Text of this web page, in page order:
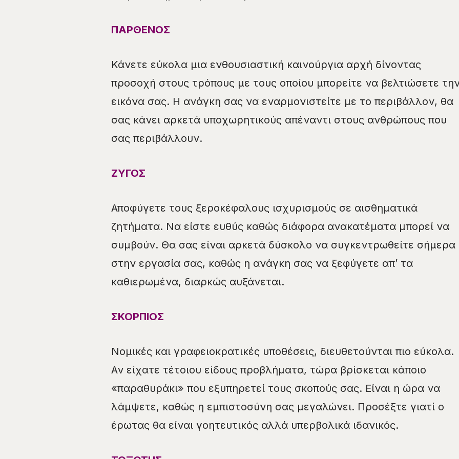
ΠΑΡΘΕΝΟΣ
Κάνετε εύκολα μια ενθουσιαστική καινούργια αρχή δίνοντας
προσοχή στους τρόπους με τους οποίου μπορείτε να βελτιώσετε
εικόνα σας. Η ανάγκη σας να εναρμονιστείτε με το περιβάλλον, θα
σας κάνει αρκετά υποχωρητικούς απέναντι στους ανθρώπους που
σας περιβάλλουν.
ΖΥΓΟΣ
Αποφύγετε τους ξεροκέφαλους ισχυρισμούς σε αισθηματικά
ζητήματα. Να είστε ευθύς καθώς διάφορα ανακατέματα μπορεί να
συμβούν. Θα σας είναι αρκετά δύσκολο να συγκεντρωθείτε σήμερα
στην εργασία σας, καθώς η ανάγκη σας να ξεφύγετε απ’ τα
καθιερωμένα, διαρκώς αυξάνεται.
ΣΚΟΡΠΙΟΣ
Νομικές και γραφειοκρατικές υποθέσεις, διευθετούνται πιο εύκολα.
Αν είχατε τέτοιου είδους προβλήματα, τώρα βρίσκεται κάποιο
«παραθυράκι» που εξυπηρετεί τους σκοπούς σας. Είναι η ώρα να
λάμψετε, καθώς η εμπιστοσύνη σας μεγαλώνει. Προσέξτε γιατί ο
έρωτας θα είναι γοητευτικός αλλά υπερβολικά ιδανικός.